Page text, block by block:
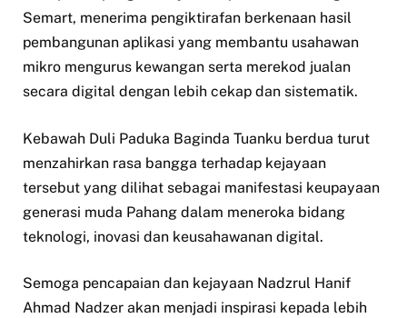
Semart, menerima pengiktirafan berkenaan hasil
pembangunan aplikasi yang membantu usahawan
mikro mengurus kewangan serta merekod jualan
secara digital dengan lebih cekap dan sistematik.
Kebawah Duli Paduka Baginda Tuanku berdua turut
menzahirkan rasa bangga terhadap kejayaan
tersebut yang dilihat sebagai manifestasi keupayaan
generasi muda Pahang dalam meneroka bidang
teknologi, inovasi dan keusahawanan digital.
Semoga pencapaian dan kejayaan Nadzrul Hanif
Ahmad Nadzer akan menjadi inspirasi kepada lebih